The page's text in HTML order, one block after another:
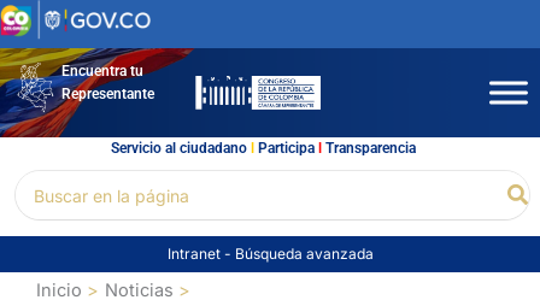
Ir
al
contenidoEncuentra tu
Representante
Servicio al ciudadano l Participal Transparencia
por:
Intranet - Búsqueda avanzada
Inicio
Noticias